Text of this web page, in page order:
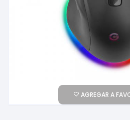
AGREGAR A